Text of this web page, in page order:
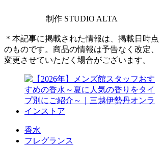
制作 STUDIO ALTA
＊本記事に掲載された情報は、掲載日時点
のものです。商品の情報は予告なく改定、
変更させていただく場合がございます。
香水
フレグランス